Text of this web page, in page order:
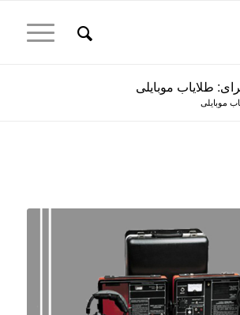
طلایاب موبایلی
موبایلی